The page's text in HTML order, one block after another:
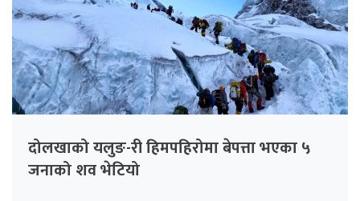
दोलखाको यलुङ-री हिमपहिरोमा बेपत्ता भएका ५
जनाको शव भेटियो